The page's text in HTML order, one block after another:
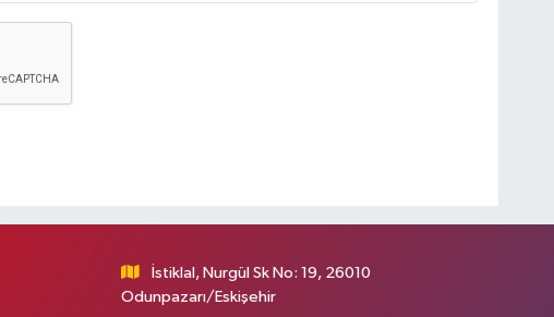
İstiklal, Nurgül Sk No: 19, 26010
Odunpazarı/Eskişehir